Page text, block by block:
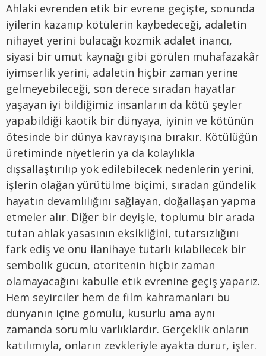
Ahlaki evrenden etik bir evrene geçişte, sonunda
iyilerin kazanıp kötülerin kaybedeceği, adaletin
nihayet yerini bulacağı kozmik adalet inancı,
siyasi bir umut kaynağı gibi görülen muhafazakâr
iyimserlik yerini, adaletin hiçbir zaman yerine
gelmeyebileceği, son derece sıradan hayatlar
yaşayan iyi bildiğimiz insanların da kötü şeyler
yapabildiği kaotik bir dünyaya, iyinin ve kötünün
ötesinde bir dünya kavrayışına bırakır. Kötülüğün
üretiminde niyetlerin ya da kolaylıkla
dışsallaştırılıp yok edilebilecek nedenlerin yerini,
işlerin olağan yürütülme biçimi, sıradan gündelik
hayatın devamlılığını sağlayan, doğallaşan yapma
etmeler alır. Diğer bir deyişle, toplumu bir arada
tutan ahlak yasasının eksikliğini, tutarsızlığını
fark ediş ve onu ilanihaye tutarlı kılabilecek bir
sembolik gücün, otoritenin hiçbir zaman
olamayacağını kabulle etik evrenine geçiş yaparız.
Hem seyirciler hem de film kahramanları bu
dünyanın içine gömülü, kusurlu ama aynı
zamanda sorumlu varlıklardır. Gerçeklik onların
katılımıyla, onların zevkleriyle ayakta durur, işler.